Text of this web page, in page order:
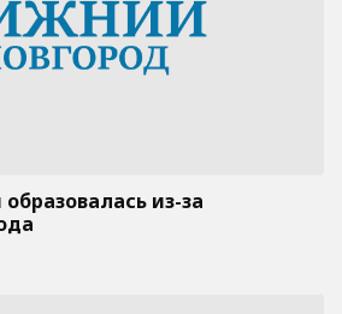
из-за